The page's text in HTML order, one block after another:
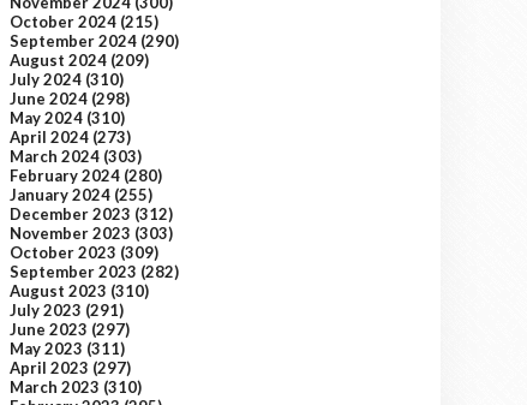
October 2024 (215)
September 2024 (290)
August 2024 (209)
July 2024 (310)
June 2024 (298)
May 2024 (310)
April 2024 (273)
March 2024 (303)
February 2024 (280)
January 2024 (255)
December 2023 (312)
November 2023 (303)
October 2023 (309)
September 2023 (282)
August 2023 (310)
July 2023 (291)
June 2023 (297)
May 2023 (311)
April 2023 (297)
March 2023 (310)